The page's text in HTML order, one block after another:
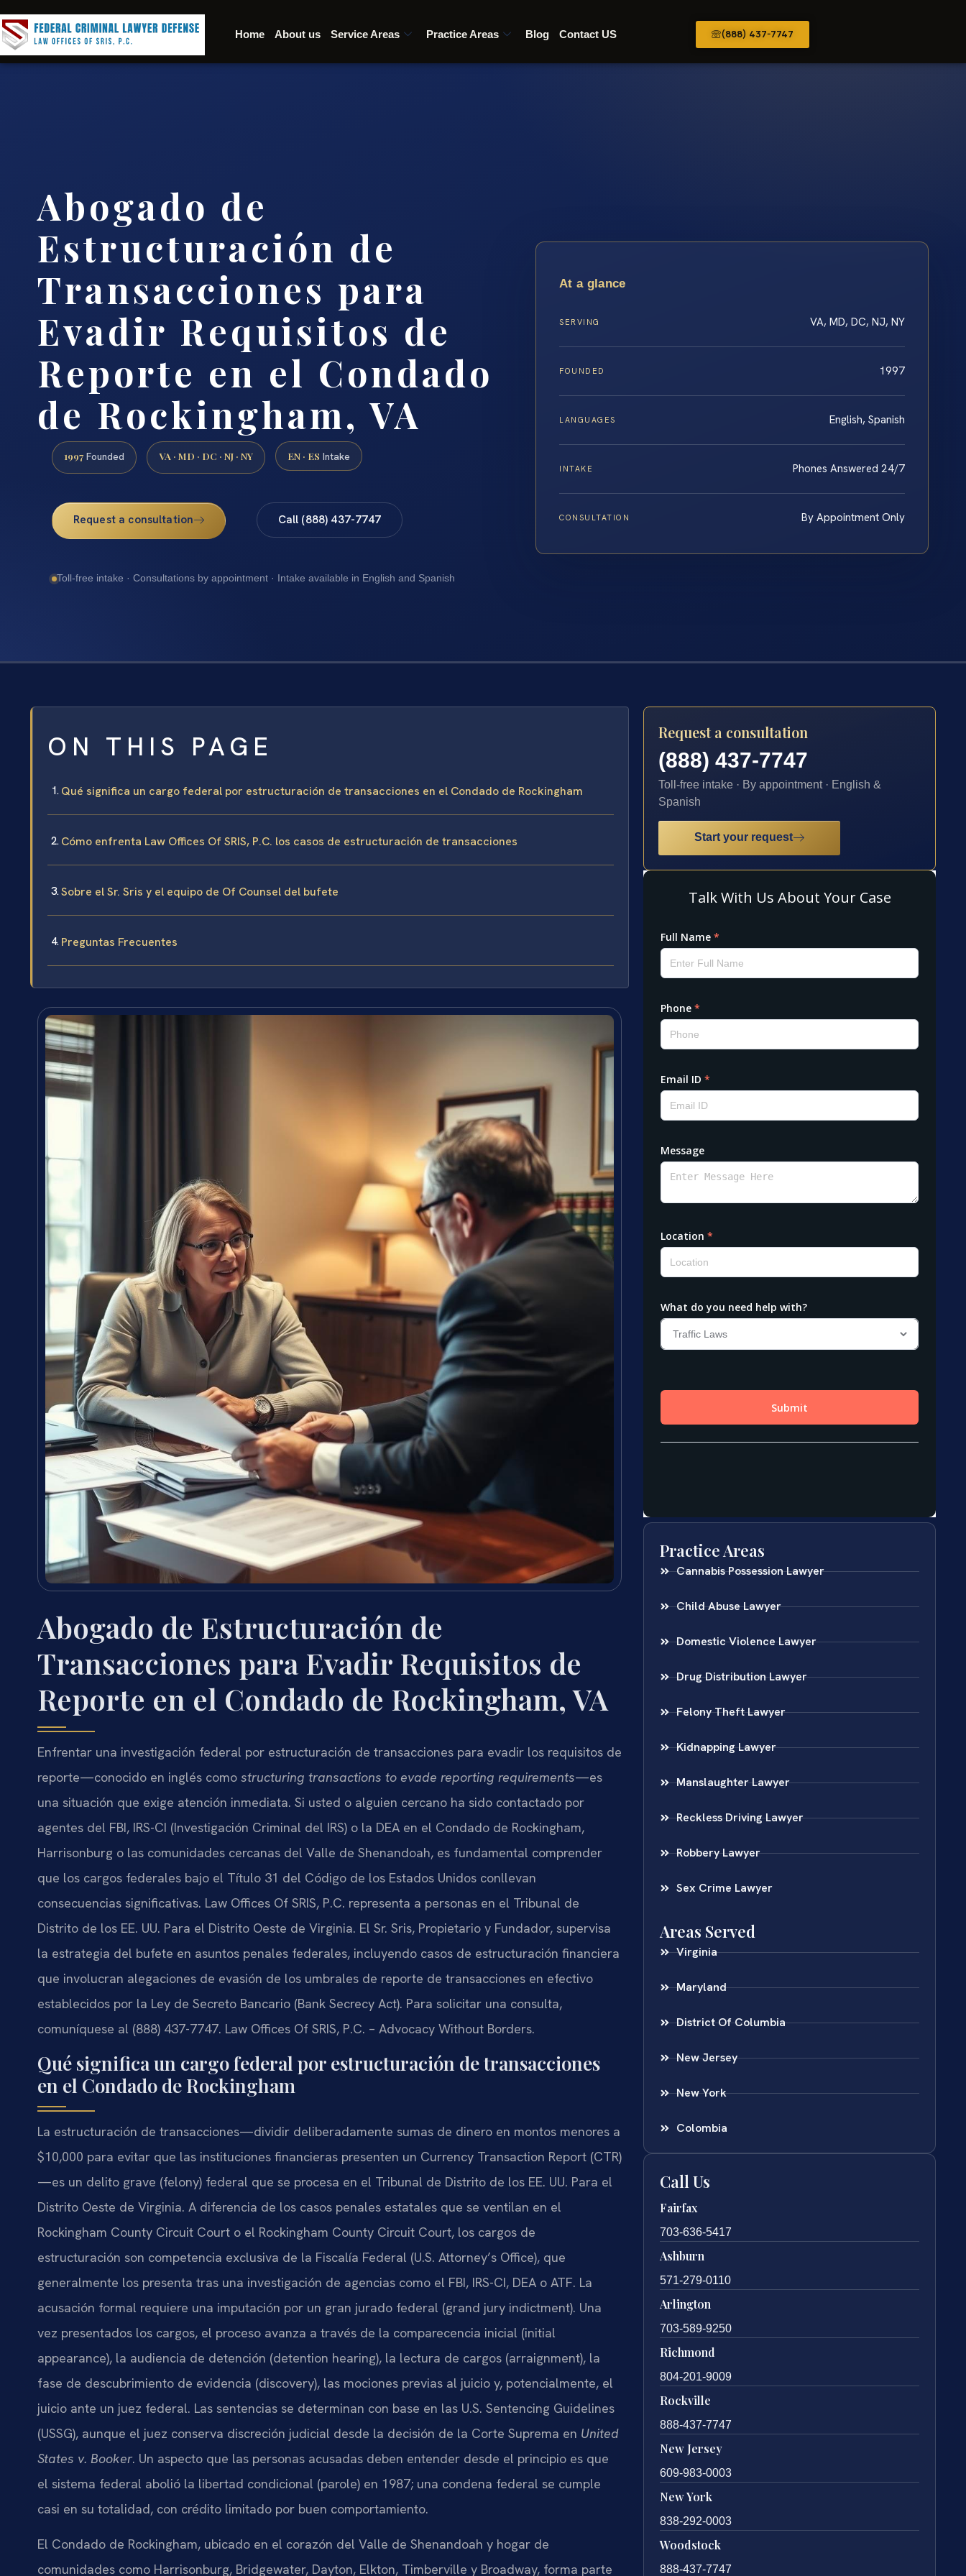
Home About us Service Areas Practice Areas Blog Contact US (888) 437-7747
Abogado de
Estructuración de
Transacciones para
Evadir Requisitos de
Reporte en el Condado
de Rockingham, VA
1997 Founded VA · MD · DC · NJ · NY EN · ES Intake
Request a consultation Call (888) 437-7747
Toll-free intake · Consultations by appointment · Intake available in English and Spanish
At a glance
SERVING VA, MD, DC, NJ, NY
FOUNDED 1997
LANGUAGES English, Spanish
INTAKE Phones Answered 24/7
CONSULTATION By Appointment Only
ON THIS PAGE
Qué significa un cargo federal por estructuración de transacciones en el Condado de Rockingham
Cómo enfrenta Law Offices Of SRIS, P.C. los casos de estructuración de transacciones
Sobre el Sr. Sris y el equipo de Of Counsel del bufete
Preguntas Frecuentes
Abogado de Estructuración de
Transacciones para Evadir Requisitos de
Reporte en el Condado de Rockingham, VA
Enfrentar una investigación federal por estructuración de transacciones para evadir los requisitos de
reporte—conocido en inglés como structuring transactions to evade reporting requirements—es
una situación que exige atención inmediata. Si usted o alguien cercano ha sido contactado por
agentes del FBI, IRS-CI (Investigación Criminal del IRS) o la DEA en el Condado de Rockingham,
Harrisonburg o las comunidades cercanas del Valle de Shenandoah, es fundamental comprender
que los cargos federales bajo el Título 31 del Código de los Estados Unidos conllevan
consecuencias significativas. Law Offices Of SRIS, P.C. representa a personas en el Tribunal de
Distrito de los EE. UU. Para el Distrito Oeste de Virginia. El Sr. Sris, Propietario y Fundador, supervisa
la estrategia del bufete en asuntos penales federales, incluyendo casos de estructuración financiera
que involucran alegaciones de evasión de los umbrales de reporte de transacciones en efectivo
establecidos por la Ley de Secreto Bancario (Bank Secrecy Act). Para solicitar una consulta,
comuníquese al (888) 437-7747. Law Offices Of SRIS, P.C. – Advocacy Without Borders.
Qué significa un cargo federal por estructuración de transacciones
en el Condado de Rockingham
La estructuración de transacciones—dividir deliberadamente sumas de dinero en montos menores a
$10,000 para evitar que las instituciones financieras presenten un Currency Transaction Report (CTR)
—es un delito grave (felony) federal que se procesa en el Tribunal de Distrito de los EE. UU. Para el
Distrito Oeste de Virginia. A diferencia de los casos penales estatales que se ventilan en el
Rockingham County Circuit Court o el Rockingham County Circuit Court, los cargos de
estructuración son competencia exclusiva de la Fiscalía Federal (U.S. Attorney’s Office), que
generalmente los presenta tras una investigación de agencias como el FBI, IRS-CI, DEA o ATF. La
acusación formal requiere una imputación por un gran jurado federal (grand jury indictment). Una
vez presentados los cargos, el proceso avanza a través de la comparecencia inicial (initial
appearance), la audiencia de detención (detention hearing), la lectura de cargos (arraignment), la
fase de descubrimiento de evidencia (discovery), las mociones previas al juicio y, potencialmente, el
juicio ante un juez federal. Las sentencias se determinan con base en las U.S. Sentencing Guidelines
(USSG), aunque el juez conserva discreción judicial desde la decisión de la Corte Suprema en United
States v. Booker. Un aspecto que las personas acusadas deben entender desde el principio es que
el sistema federal abolió la libertad condicional (parole) en 1987; una condena federal se cumple
casi en su totalidad, con crédito limitado por buen comportamiento.
El Condado de Rockingham, ubicado en el corazón del Valle de Shenandoah y hogar de
comunidades como Harrisonburg, Bridgewater, Dayton, Elkton, Timberville y Broadway, forma parte
Request a consultation
(888) 437-7747
Toll-free intake · By appointment · English &
Spanish
Start your request
Practice Areas
Cannabis Possession Lawyer
Child Abuse Lawyer
Domestic Violence Lawyer
Drug Distribution Lawyer
Felony Theft Lawyer
Kidnapping Lawyer
Manslaughter Lawyer
Reckless Driving Lawyer
Robbery Lawyer
Sex Crime Lawyer
Areas Served
Virginia
Maryland
District Of Columbia
New Jersey
New York
Colombia
Call Us
Fairfax
703-636-5417
Ashburn
571-279-0110
Arlington
703-589-9250
Richmond
804-201-9009
Rockville
888-437-7747
New Jersey
609-983-0003
New York
838-292-0003
Woodstock
888-437-7747